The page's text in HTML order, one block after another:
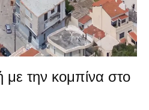
την κομπίνα στο